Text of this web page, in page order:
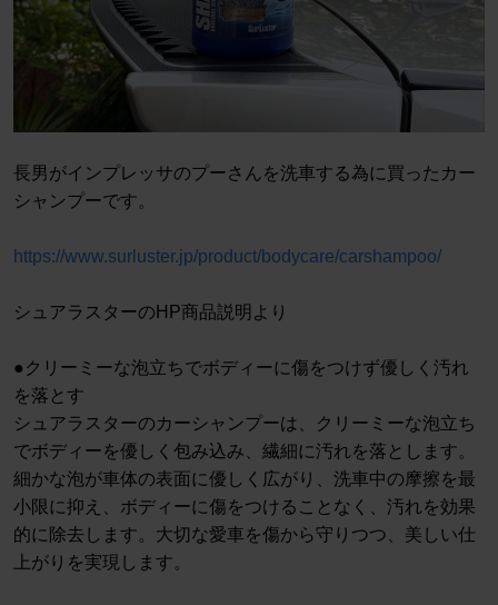
長男がインプレッサのプーさんを洗車する為に買ったカー
シャンプーです。
https://www.surluster.jp/product/bodycare/carshampoo/
シュアラスターのHP商品説明より
●クリーミーな泡立ちでボディーに傷をつけず優しく汚れ
を落とす
シュアラスターのカーシャンプーは、クリーミーな泡立ち
でボディーを優しく包み込み、繊細に汚れを落とします。
細かな泡が車体の表面に優しく広がり、洗車中の摩擦を最
小限に抑え、ボディーに傷をつけることなく、汚れを効果
的に除去します。大切な愛車を傷から守りつつ、美しい仕
上がりを実現します。